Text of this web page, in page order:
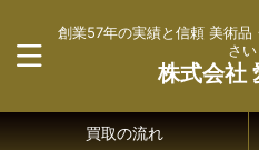
創業57年の実績と信頼 美術品
さい
株式会社
買取の流れ